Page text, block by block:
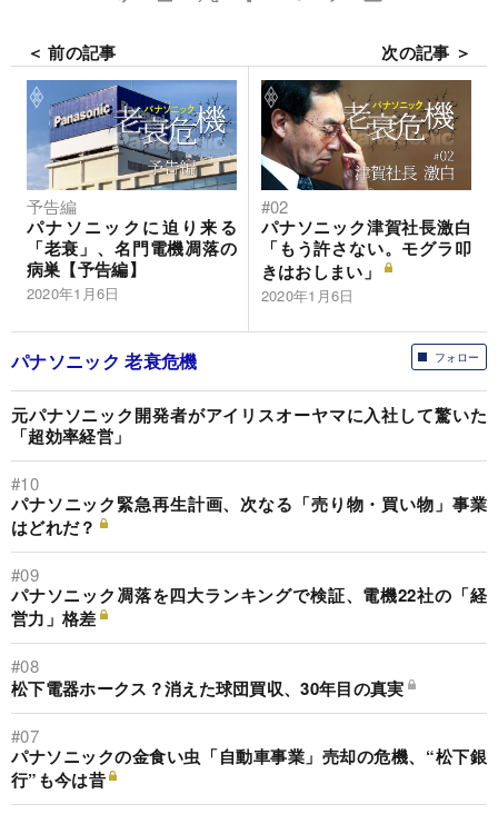
＜ 前の記事
予告編
パナソニックに迫り来る
「老衰」、名門電機凋落の
病巣【予告編】
2020年1月6日
次の記事 ＞
#02
パナソニック津賀社長激白
「もう許さない。モグラ叩
きはおしまい」
2020年1月6日
フォロー
パナソニック 老衰危機
元パナソニック開発者がアイリスオーヤマに入社して驚いた
「超効率経営」
#10
パナソニック緊急再生計画、次なる「売り物・買い物」事業
はどれだ？
#09
パナソニック凋落を四大ランキングで検証、電機22社の「経
営力」格差
#08
松下電器ホークス？消えた球団買収、30年目の真実
#07
パナソニックの金食い虫「自動車事業」売却の危機、“松下銀
行”も今は昔